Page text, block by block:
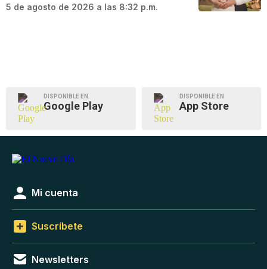
5 de agosto de 2026 a las 8:32 p.m.
DISPONIBLE EN
Google Play
DISPONIBLE EN
App Store
Mi cuenta
Suscríbete
Newsletters